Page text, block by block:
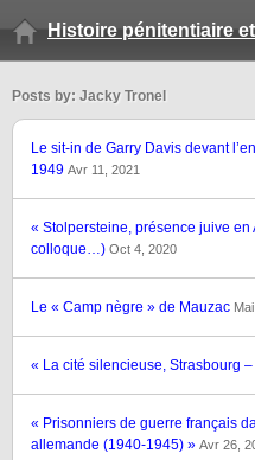
Histoire pénitentiaire
Posts by: Jacky Tronel
Le sit-in de Garry Davis devant
1949 Avr 11, 2021
« Stolpersteine, présence juive
colloque…) Oct 4, 2020
Le « Camp nègre » de Mauzac
« La cité silencieuse, Strasbourg
« Prisonniers de guerre français
allemande (1940-1945) » Avr 26,